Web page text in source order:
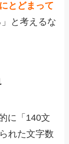
とどまって
と考えるな
に「140文
れた文字数